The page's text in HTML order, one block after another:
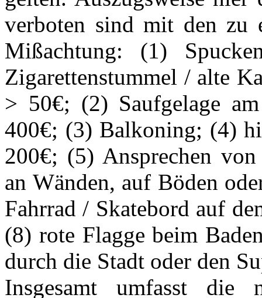
verboten sind mit den zu
Mißachtung: (1)
Zigarettenstummel / alte
> 50€; (2) Saufgelage
400€; (3) Balkoning; (4)
200€; (5) Ansprechen
an Wänden, auf Böden
Fahrrad / Skatebord auf
(8) rote Flagge beim
durch die Stadt oder den
Insgesamt umfasst die